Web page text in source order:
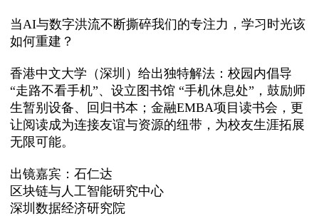
当AI与数字洪流不断撕碎我们的专注力，学习时光该
如何重建？
香港中文大学（深圳）给出独特解法：校园内倡导
“走路不看手机”、设立图书馆 “手机休息处”，鼓励师
生暂别设备、回归书本；金融EMBA项目读书会，更
让阅读成为连接友谊与资源的纽带，为校友生涯拓展
无限可能。
出镜嘉宾：石仁达
区块链与人工智能研究中心
深圳数据经济研究院